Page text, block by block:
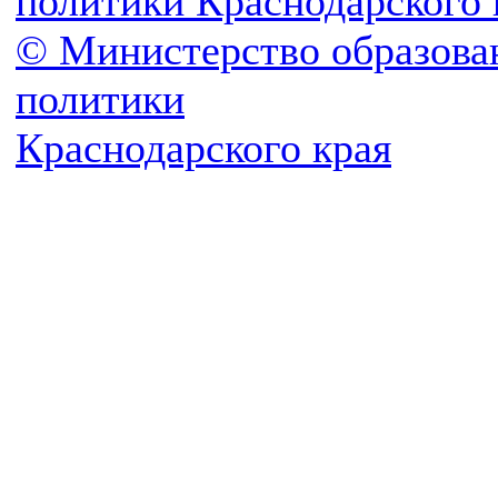
© Министерство
политики
Краснодарского края